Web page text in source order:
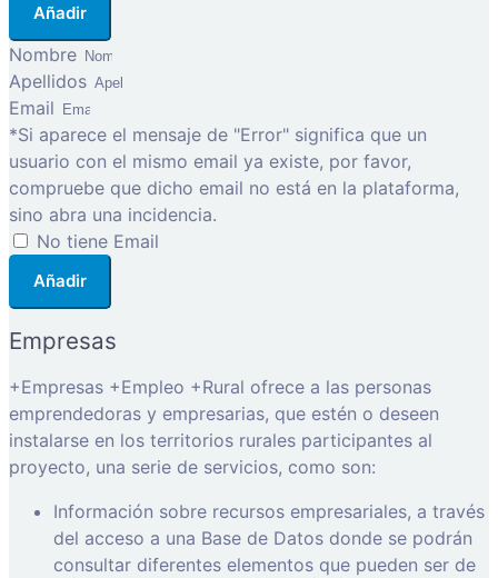
Añadir
Nombre
Apellidos
Email
*Si aparece el mensaje de "Error" significa que un
usuario con el mismo email ya existe, por favor,
compruebe que dicho email no está en la plataforma,
sino abra una incidencia.
No tiene Email
Añadir
Empresas
+Empresas +Empleo +Rural ofrece a las personas
emprendedoras y empresarias, que estén o deseen
instalarse en los territorios rurales participantes al
proyecto, una serie de servicios, como son:
Información sobre recursos empresariales, a través
del acceso a una Base de Datos donde se podrán
consultar diferentes elementos que pueden ser de